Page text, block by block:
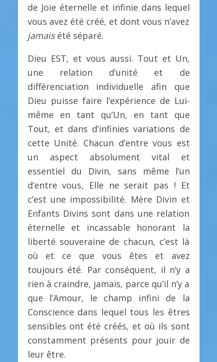
de Joie éternelle et infinie dans lequel
vous avez été créé, et dont vous n’avez
jamaisété séparé.
Dieu EST, et vous aussi. Tout et Un,
une relation d’unité et de
différenciation individuelle afin que
Dieu puisse faire l’expérience de Lui-
même en tant qu’Un, en tant que
Tout, et dans d’infinies variations de
cette Unité. Chacun d’entre vous est
un aspect absolument vital et
essentiel du Divin, sans même l’un
d’entre vous, Elle ne serait pas ! Et
c’est une impossibilité. Mère Divin et
Enfants Divins sont dans une relation
éternelle et incassable honorant la
liberté souveraine de chacun, c’est là
où et ce que vous êtes et avez
toujours été. Par conséquent, il n’y a
rien à craindre, jamais, parce qu’il n’y a
que l’Amour, le champ infini de la
Conscience dans lequel tous les êtres
sensibles ont été créés, et où ils sont
constamment présents pour jouir de
leur être.